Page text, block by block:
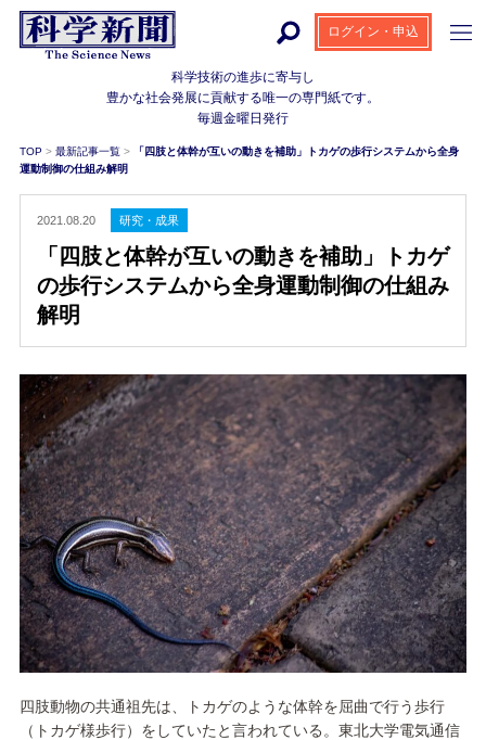
科学技術の進歩に寄与し
豊かな社会発展に貢献する唯一の専門紙です。
毎週金曜日発行
ログイン・申込
TOP > 最新記事一覧 >
「四肢と体幹が互いの動きを補助」トカゲの歩行システムから全身
運動制御の仕組み解明
2021.08.20 研究・成果
「四肢と体幹が互いの動きを補助」トカゲ
の歩行システムから全身運動制御の仕組み
解明
四肢動物の共通祖先は、トカゲのような体幹を屈曲で行う歩行
（トカゲ様歩行）をしていたと言われている。東北大学電気通信